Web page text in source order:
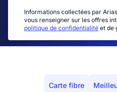
Informations collectées par
vous renseigner sur les offres
politique de confidentialité et de
Carte fibre